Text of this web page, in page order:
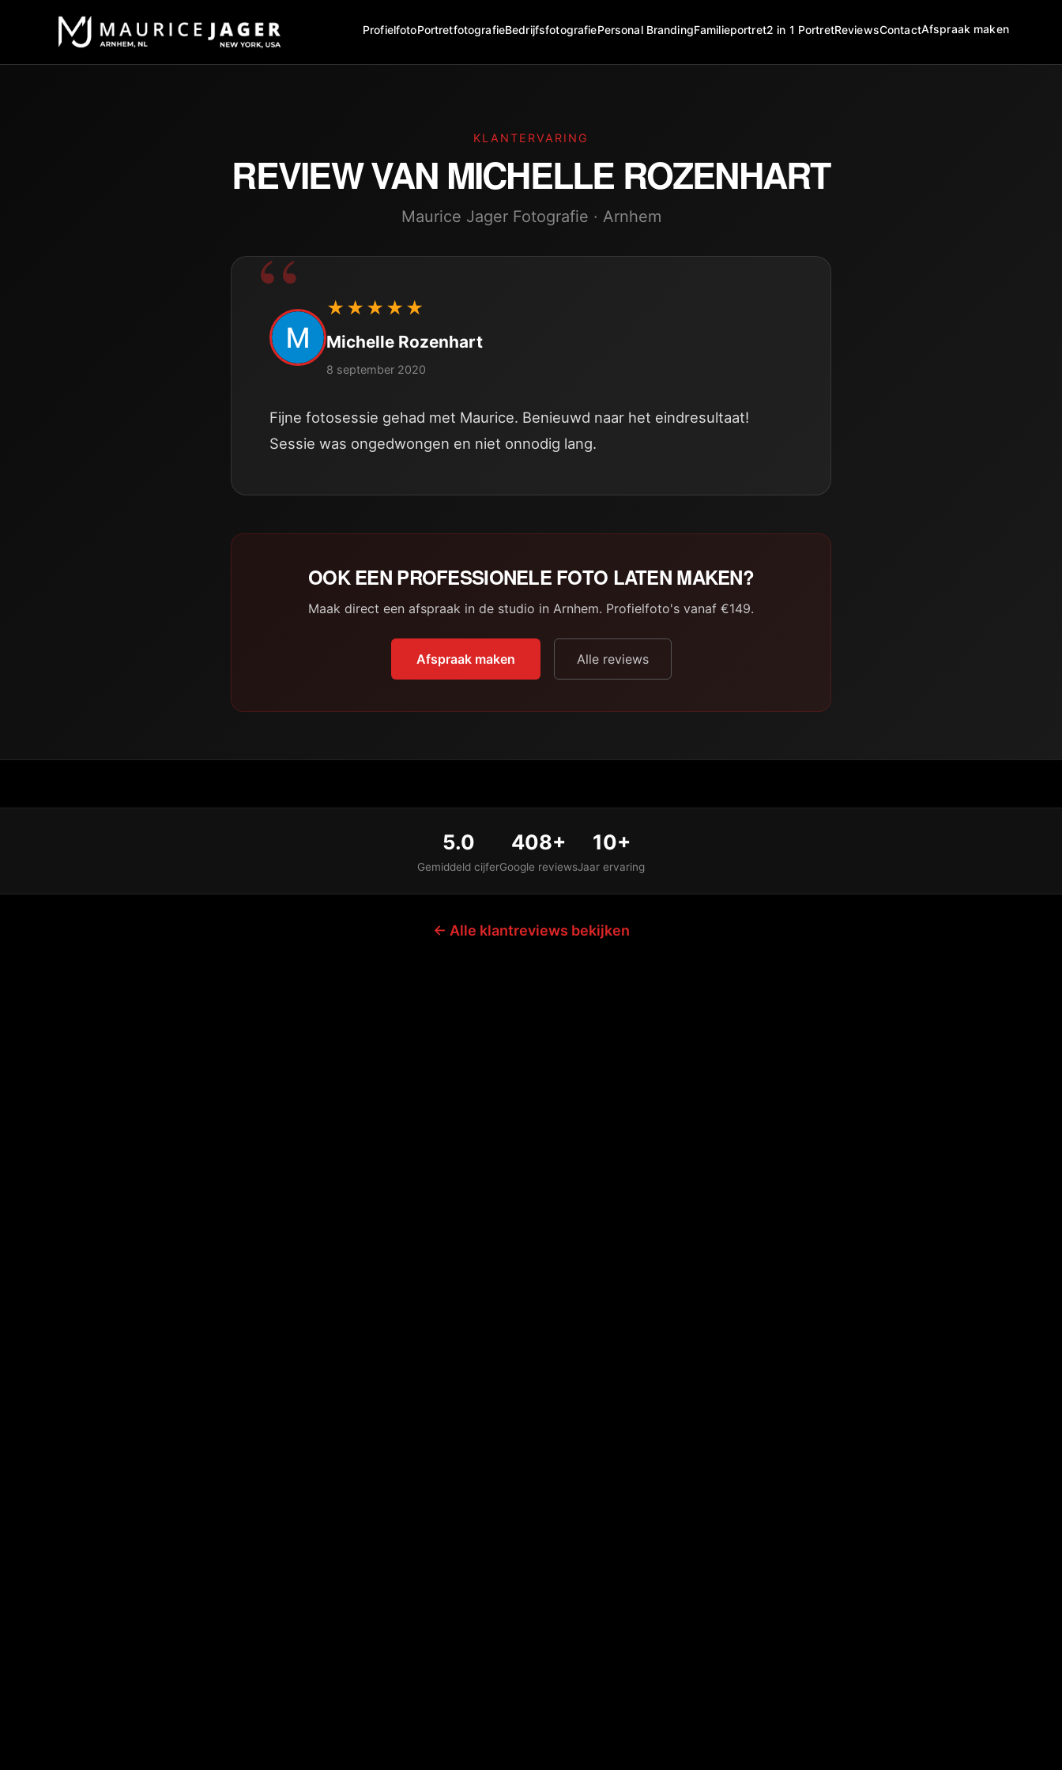
ProfielfotoPortretfotografieBedrijfsfotografiePersonal BrandingFamilieportret2 in 1 PortretReviewsContactAfspraak maken
KLANTERVARING
REVIEW VAN MICHELLE ROZENHART
Maurice Jager Fotografie · Arnhem
★★★★★
Michelle Rozenhart
8 september 2020
Fijne fotosessie gehad met Maurice. Benieuwd naar het eindresultaat!
Sessie was ongedwongen en niet onnodig lang.
OOK EEN PROFESSIONELE FOTO LATEN MAKEN?
Maak direct een afspraak in de studio in Arnhem. Profielfoto's vanaf €149.
Afspraak maken Alle reviews
5.0
Gemiddeld cijfer
408+
Google reviews
10+
Jaar ervaring
← Alle klantreviews bekijken